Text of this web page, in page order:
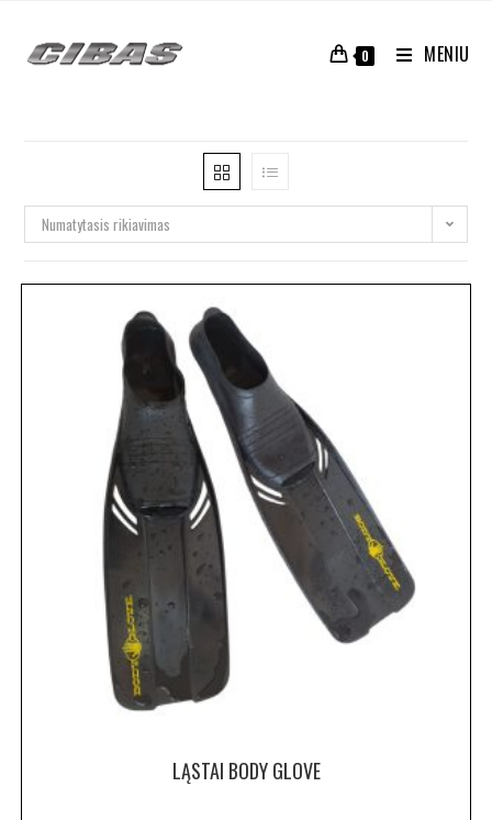
0 MENIU
Numatytasis rikiavimas
LĄSTAI BODY GLOVE